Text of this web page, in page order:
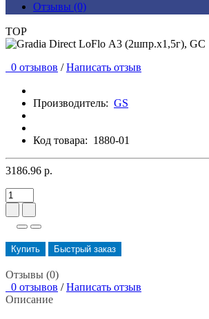
Отзывы (0)
TOP
0 отзывов / Написать отзыв
Производитель: GS
Код товара: 1880-01
3186.96 р.
Купить Быстрый заказ
Отзывы (0)
0 отзывов / Написать отзыв
Описание